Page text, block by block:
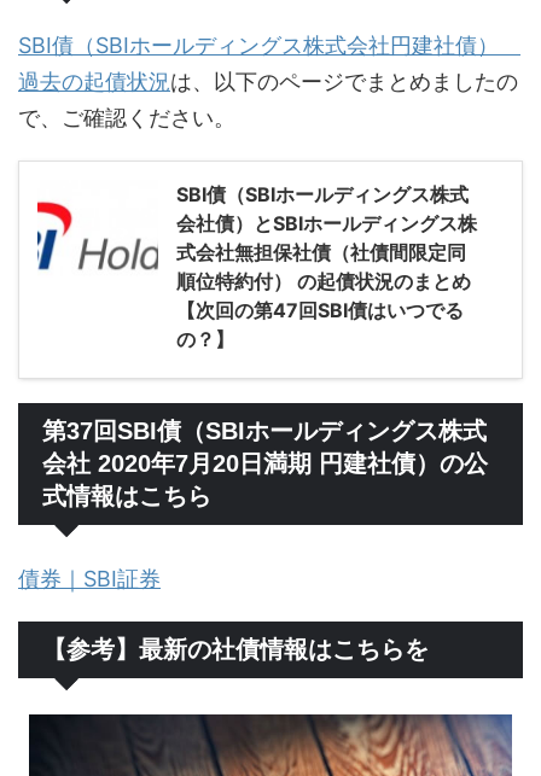
SBI債（SBIホールディングス株式会社円建社債）
過去の起債状況は、以下のページでまとめましたの
で、ご確認ください。
SBI債（SBIホールディングス株式
会社債）とSBIホールディングス株
式会社無担保社債（社債間限定同
順位特約付） の起債状況のまとめ
【次回の第47回SBI債はいつでる
の？】
第37回SBI債（SBIホールディングス株式
会社 2020年7月20日満期 円建社債）の公
式情報はこちら
債券｜SBI証券
【参考】最新の社債情報はこちらを